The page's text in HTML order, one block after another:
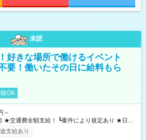
未読
好きな場所で働けるイベント
要！働いたその日に給料もら
OK
～
払
あり） ┗働いたその日に現金GET♪ お仕事後はコ
日払い分を引き落とせます！ 【試用期間】試
支給あり